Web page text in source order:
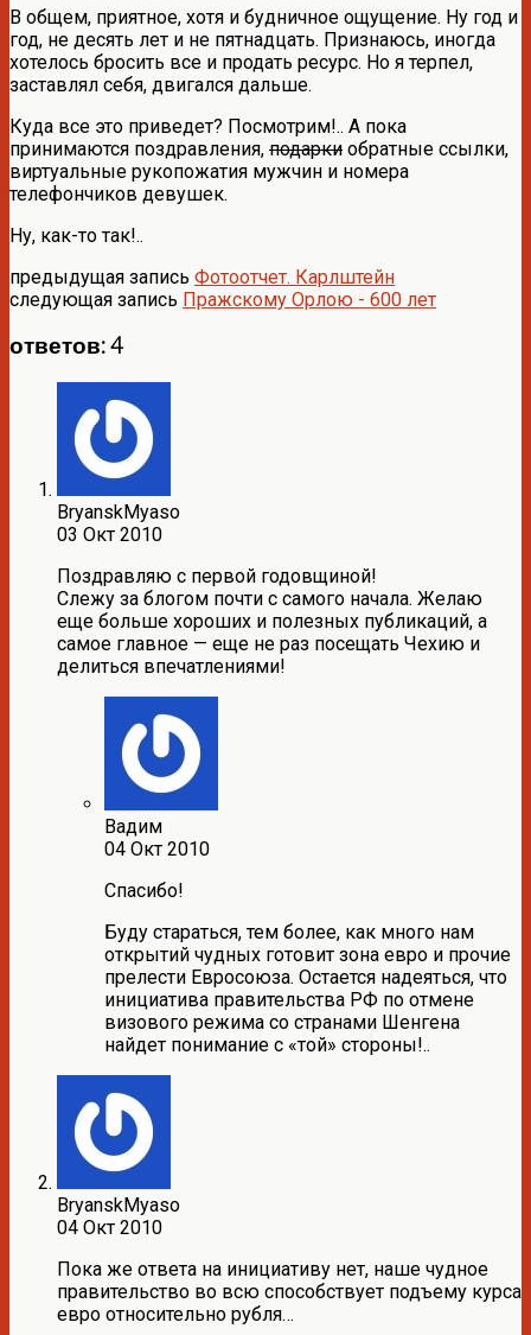
В общем, приятное, хотя и будничное ощущение. Ну год и
год, не десять лет и не пятнадцать. Признаюсь, иногда
хотелось бросить все и продать ресурс. Но я терпел,
заставлял себя, двигался дальше.
Куда все это приведет? Посмотрим!.. А пока
принимаются поздравления, подарки обратные ссылки,
виртуальные рукопожатия мужчин и номера
телефончиков девушек.
Ну, как-то так!..
предыдущая запись Фотоотчет. Карлштейн
следующая запись Пражскому Орлою - 600 лет
ответов: 4
BryanskMyaso
03 Окт 2010
Поздравляю с первой годовщиной!
Слежу за блогом почти с самого начала. Желаю
еще больше хороших и полезных публикаций, а
самое главное — еще не раз посещать Чехию и
делиться впечатлениями!
Вадим
04 Окт 2010
Спасибо!
Буду стараться, тем более, как много нам
открытий чудных готовит зона евро и прочие
прелести Евросоюза. Остается надеяться, что
инициатива правительства РФ по отмене
визового режима со странами Шенгена
найдет понимание с «той» стороны!..
BryanskMyaso
04 Окт 2010
Пока же ответа на инициативу нет, наше чудное
правительство во всю способствует подъему курса
евро относительно рубля…